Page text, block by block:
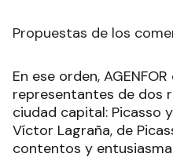
Propuestas de los
En ese orden,
representantes de dos
ciudad capital: Picasso
Víctor Lagraña, de
contentos y